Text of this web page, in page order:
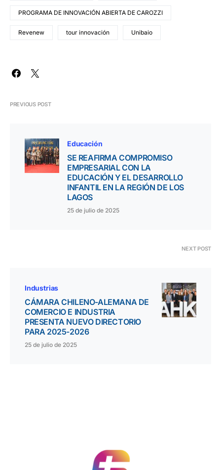
PROGRAMA DE INNOVACIÓN ABIERTA DE CAROZZI
Revenew tour innovación Unibaio
PREVIOUS POST
Educación
SE REAFIRMA COMPROMISO
EMPRESARIAL CON LA
EDUCACIÓN Y EL DESARROLLO
INFANTIL EN LA REGIÓN DE LOS
LAGOS
25 de julio de 2025
NEXT POST
Industrias
CÁMARA CHILENO-ALEMANA DE
COMERCIO E INDUSTRIA
PRESENTA NUEVO DIRECTORIO
PARA 2025-2026
25 de julio de 2025